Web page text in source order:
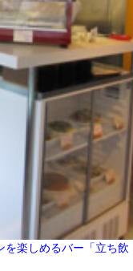
を楽しめるバー「立ち飲